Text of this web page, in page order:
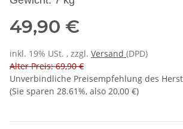
49,90 €
inkl. 19% USt. , zzgl. Versand (DPD)
Alter Preis: 69,90 €
Unverbindliche Preisempfehlung des
(Sie sparen 28.61%, also 20,00 €)